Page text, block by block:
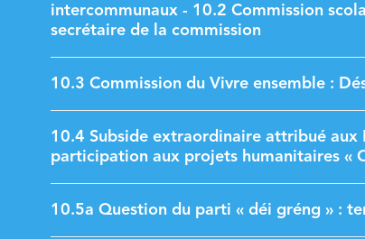
intercommunaux - 10.2 Commission
secrétaire de la commission
10.3 Commission du Vivre ensemble :
10.4 Subside extraordinaire attribué aux
participation aux projets humanitaires «
10.5a Question du parti « déi gréng » :